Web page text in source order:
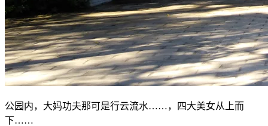
公园内，大妈功夫那可是行云流水……，四大美女从上而
下……